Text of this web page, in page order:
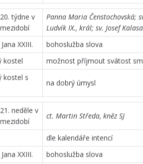
20. týdne v
mezidobí
Panna Maria Čenstochovská;
Ludvík IX., král; sv. Josef
XXIII. bohoslužba slova
kostel možnost příjmout svátost
kostel s
na dobrý úmysl
21. neděle v
mezidobí
ct. Martin Středa, kněz SJ
dle kalendáře intencí
XXIII. bohoslužba slova